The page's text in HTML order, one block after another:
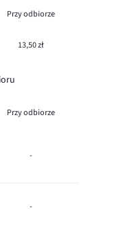
Przy odbiorze
13,50 zł
Przy odbiorze
-
-